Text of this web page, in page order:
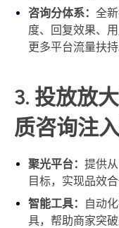
咨询分体系： 全
度、回复效果、
更多平台流量扶持
3. 投放放
质咨询注
聚光平台： 提供
目标，实现品效合
智能工具：
自动
具，帮助商家突